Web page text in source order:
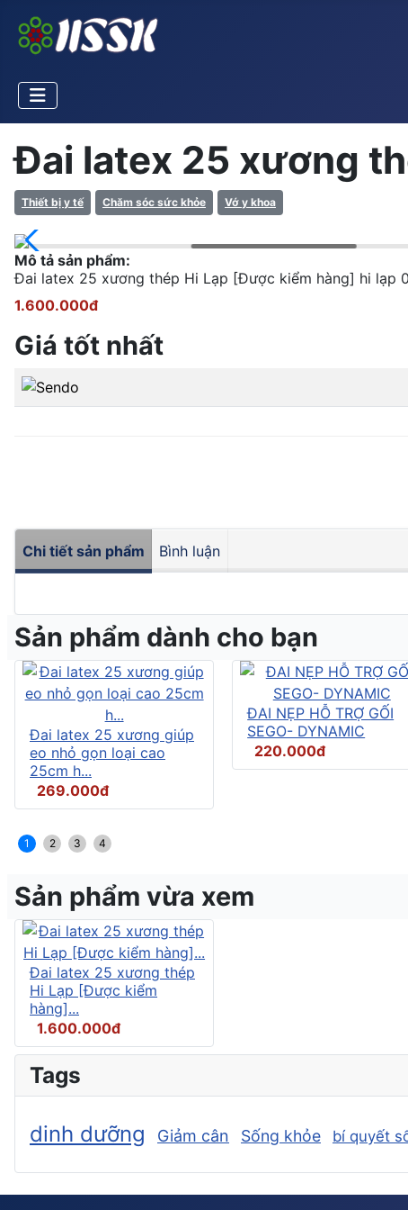
Đai latex 25 xương
Thiết bị y tế Chăm sóc sức khỏe Vớ y khoa
Mô tả sản phẩm:
Đai latex 25 xương thép Hi Lạp [Được kiểm hàng] hi lạp
1.600.000đ
Giá tốt nhất
Chi tiết sản phẩm Bình luận
Sản phẩm dành cho bạn
Đai latex 25 xương giúp
eo nhỏ gọn loại cao
25cm h...
269.000đ
ĐAI NẸP HỖ TRỢ GỐI
SEGO- DYNAMIC
220.000đ
1 2 3 4
Sản phẩm vừa xem
Đai latex 25 xương thép
Hi Lạp [Được kiểm
hàng]...
1.600.000đ
Tags
dinh dưỡng Giảm cân Sống khỏe bí quyết